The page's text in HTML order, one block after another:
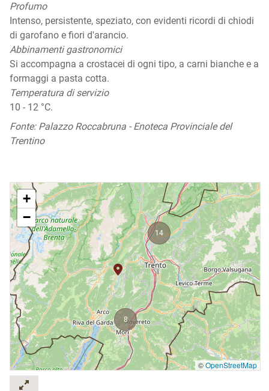
Profumo
Intenso, persistente, speziato, con evidenti ricordi di chiodi
di garofano e fiori d'arancio.
Abbinamenti gastronomici
Si accompagna a crostacei di ogni tipo, a carni bianche e a
formaggi a pasta cotta.
Temperatura di servizio
10 - 12 °C.
Fonte: Palazzo Roccabruna - Enoteca Provinciale del
Trentino
8
14
+
−
©OpenStreetMap